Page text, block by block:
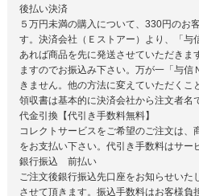
後払い決済
５万円未満の購入について、330円のお
す。決済会社（Ｅストアー）より、「与
あれば商品を先に発送させていただきま
ますのでお振込み下さい。万が一「与
きません。他の方法に変えていただくこ
領収書は基本的に決済会社から注文者名
代金引換【代引き手数料無料】
コレクトサービスをご希望のご注文は、
をお支払い下さい。代引き手数料はサー
銀行振込 前払い
ご注文後銀行振込先口座をお知らせいた
させて頂きます。振込手数料はお客様負